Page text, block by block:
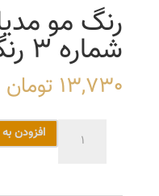
رنگ مو
شماره 3 رنگ قهوه ای تیره
13,730 تومان
افزودن